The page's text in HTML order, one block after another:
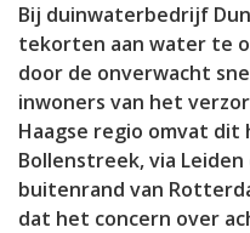
Bij duinwaterbedrijf
tekorten aan water te
door de onverwacht
inwoners van het
Haagse regio omvat
Bollenstreek, via
buitenrand van
dat het concern over